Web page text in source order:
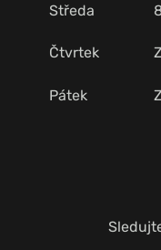
Středa
Čtvrtek
Pátek